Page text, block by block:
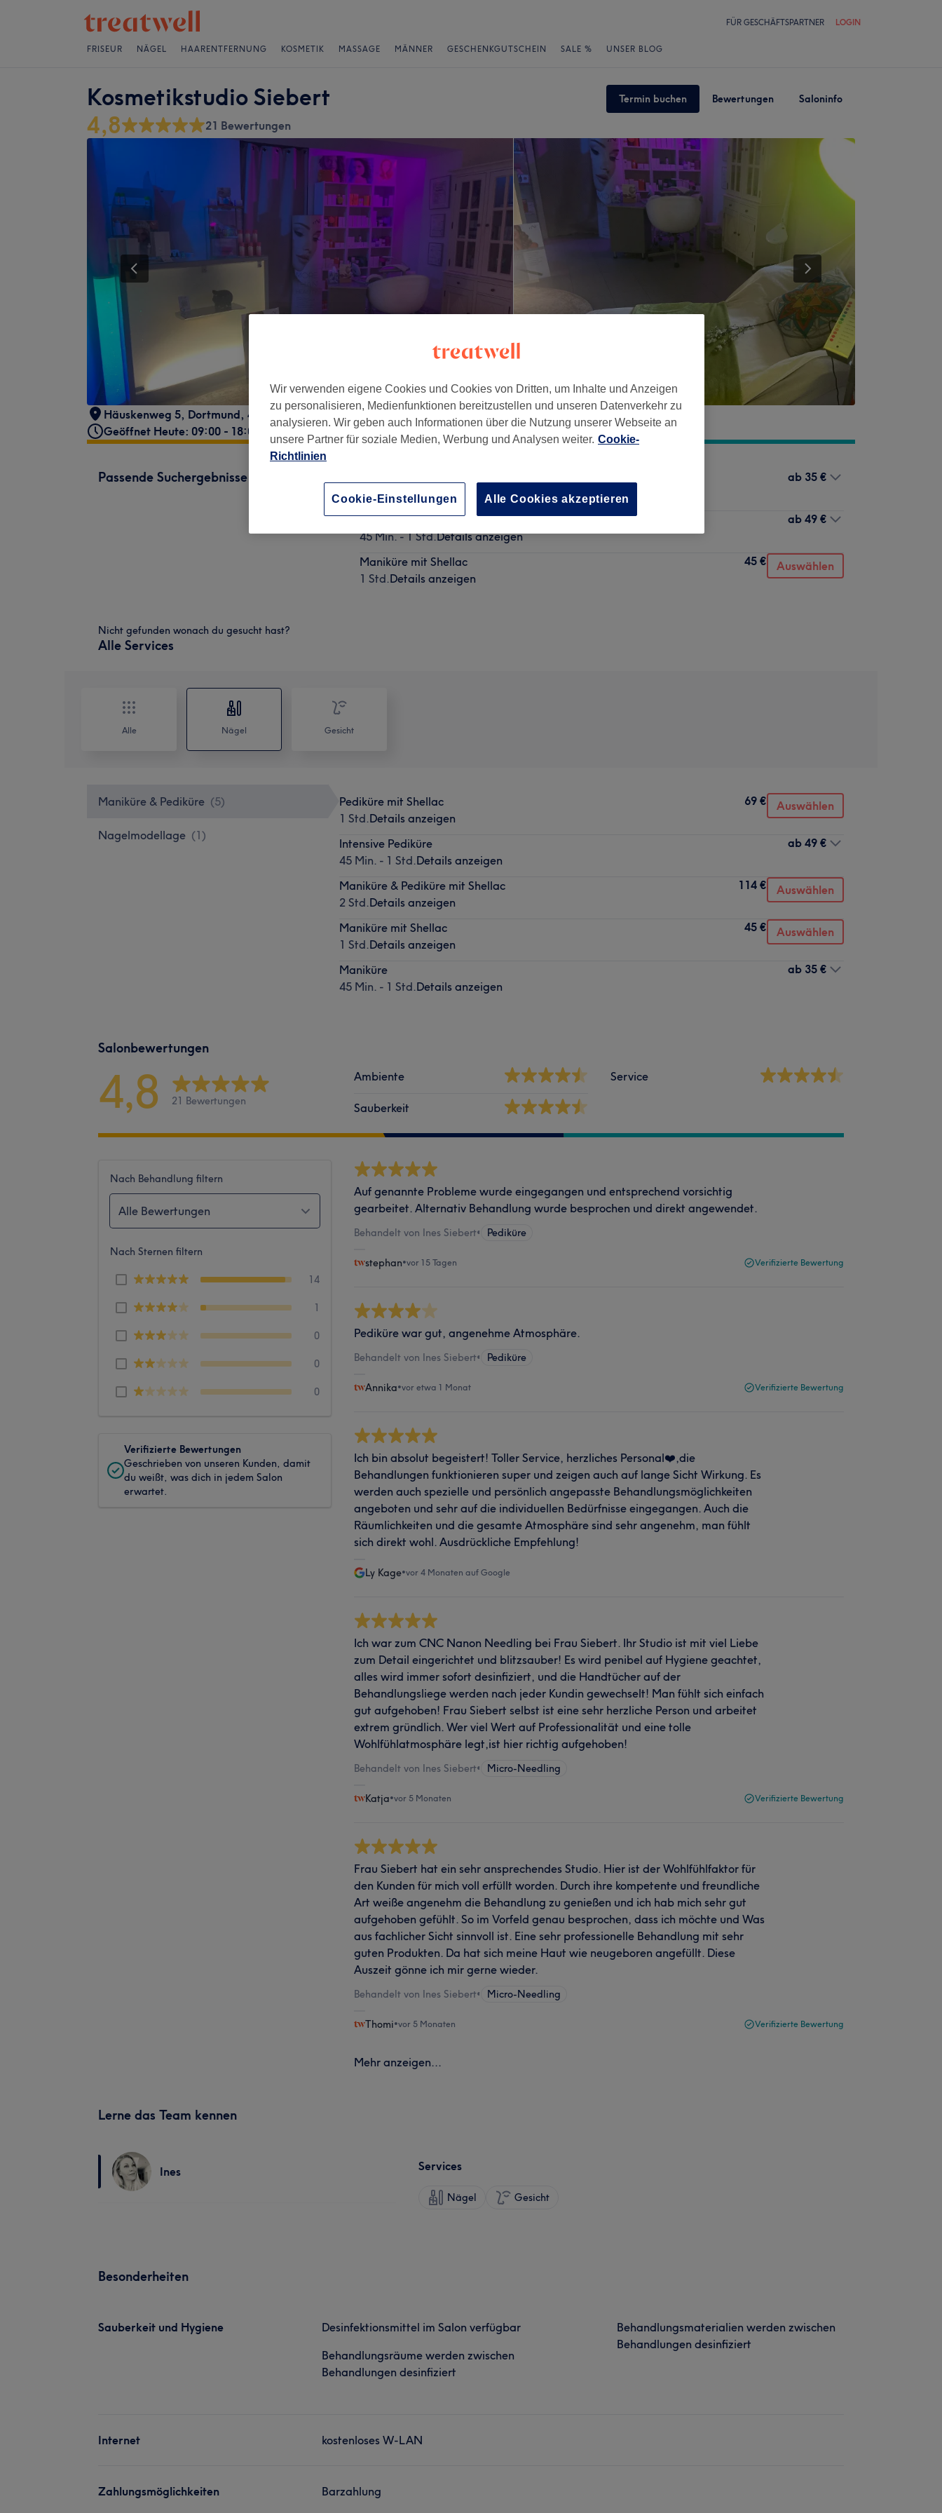
FÜR GESCHÄFTSPARTNER LOGIN
FRISEUR NÄGEL HAARENTFERNUNG KOSMETIK MASSAGE MÄNNER GESCHENKGUTSCHEIN SALE % UNSER BLOG
Kosmetikstudio Siebert Termin buchen Bewertungen Saloninfo
4,8 21 Bewertungen
Häuskenweg 5, Dortmund, 44267
Geöffnet Heute: 09:00 - 18:00
Passende Suchergebnisse
45 Min. - 1 Std.Details anzeigen
ab 35 €
Intensive Pediküre
45 Min. - 1 Std.Details anzeigen
ab 49 €
Maniküre mit Shellac
1 Std.Details anzeigen
45 € Auswählen
Nicht gefunden wonach du gesucht hast?
Alle Services
Alle Nägel Gesicht
Maniküre & Pediküre (5)
Nagelmodellage (1)
Pediküre mit Shellac
1 Std.Details anzeigen
69 € Auswählen
Intensive Pediküre
45 Min. - 1 Std.Details anzeigen
ab 49 €
Maniküre & Pediküre mit Shellac
2 Std.Details anzeigen
114 € Auswählen
Maniküre mit Shellac
1 Std.Details anzeigen
45 € Auswählen
Maniküre
45 Min. - 1 Std.Details anzeigen
ab 35 €
Salonbewertungen
4,8 21 Bewertungen
Ambiente
Sauberkeit
Service
Nach Behandlung filtern
Alle Bewertungen
Nach Sternen filtern
14
1
0
0
0
Verifizierte Bewertungen
Geschrieben von unseren Kunden, damit
du weißt, was dich in jedem Salon
erwartet.
Auf genannte Probleme wurde eingegangen und entsprechend vorsichtig
gearbeitet. Alternativ Behandlung wurde besprochen und direkt angewendet.
Behandelt von Ines Siebert• Pediküre
stephan•vor 15 Tagen Verifizierte Bewertung
Pediküre war gut, angenehme Atmosphäre.
Behandelt von Ines Siebert• Pediküre
Annika•vor etwa 1 Monat Verifizierte Bewertung
Ich bin absolut begeistert! Toller Service, herzliches Personal❤️,die
Behandlungen funktionieren super und zeigen auch auf lange Sicht Wirkung. Es
werden auch spezielle und persönlich angepasste Behandlungsmöglichkeiten
angeboten und sehr auf die individuellen Bedürfnisse eingegangen. Auch die
Räumlichkeiten und die gesamte Atmosphäre sind sehr angenehm, man fühlt
sich direkt wohl. Ausdrückliche Empfehlung!
Ly Kage•vor 4 Monaten auf Google
Ich war zum CNC Nanon Needling bei Frau Siebert. Ihr Studio ist mit viel Liebe
zum Detail eingerichtet und blitzsauber! Es wird penibel auf Hygiene geachtet,
alles wird immer sofort desinfiziert, und die Handtücher auf der
Behandlungsliege werden nach jeder Kundin gewechselt! Man fühlt sich einfach
gut aufgehoben! Frau Siebert selbst ist eine sehr herzliche Person und arbeitet
extrem gründlich. Wer viel Wert auf Professionalität und eine tolle
Wohlfühlatmosphäre legt,ist hier richtig aufgehoben!
Behandelt von Ines Siebert• Micro-Needling
Katja•vor 5 Monaten Verifizierte Bewertung
Frau Siebert hat ein sehr ansprechendes Studio. Hier ist der Wohlfühlfaktor für
den Kunden für mich voll erfüllt worden. Durch ihre kompetente und freundliche
Art weiße angenehm die Behandlung zu genießen und ich hab mich sehr gut
aufgehoben gefühlt. So im Vorfeld genau besprochen, dass ich möchte und Was
aus fachlicher Sicht sinnvoll ist. Eine sehr professionelle Behandlung mit sehr
guten Produkten. Da hat sich meine Haut wie neugeboren angefüllt. Diese
Auszeit gönne ich mir gerne wieder.
Behandelt von Ines Siebert• Micro-Needling
Thomi•vor 5 Monaten Verifizierte Bewertung
Mehr anzeigen...
Lerne das Team kennen
Ines Services
Nägel Gesicht
Besonderheiten
Sauberkeit und Hygiene
Desinfektionsmittel im Salon verfügbar
Behandlungsräume werden zwischen
Behandlungen desinfiziert
Behandlungsmaterialien werden zwischen
Behandlungen desinfiziert
Internet kostenloses W-LAN
Zahlungsmöglichkeiten Barzahlung
Wir verwenden eigene Cookies und Cookies von Dritten, um Inhalte und Anzeigen
zu personalisieren, Medienfunktionen bereitzustellen und unseren Datenverkehr zu
analysieren. Wir geben auch Informationen über die Nutzung unserer Webseite an
unsere Partner für soziale Medien, Werbung und Analysen weiter. Cookie-
Richtlinien
Cookie-Einstellungen Alle Cookies akzeptieren